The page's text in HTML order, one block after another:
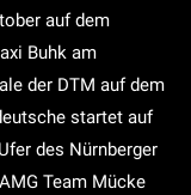
auf dem
Buhk am
der DTM auf dem
startet auf
des Nürnberger
Team Mücke